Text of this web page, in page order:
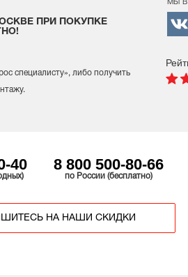
ПРИ ПОКУПКЕ
специалисту», либо получить
мы в
40 8 800 500-80-66
по России (бесплатно)
НА НАШИ СКИДКИ